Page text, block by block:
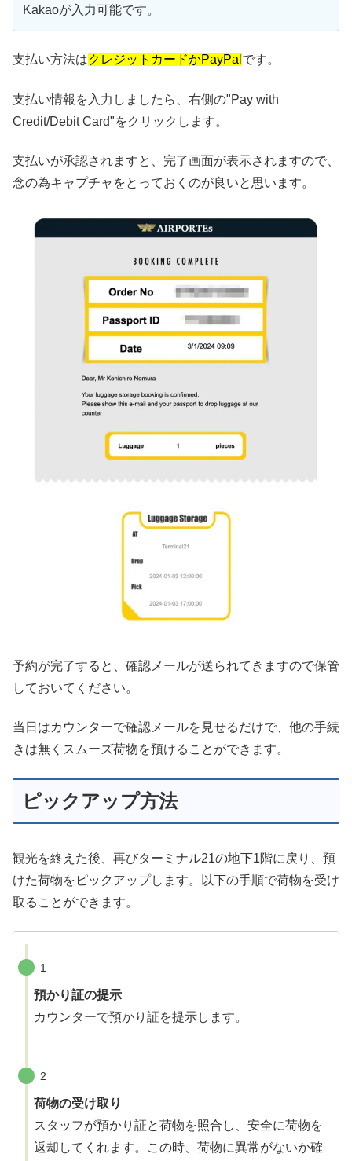
Kakaoが入力可能です。
支払い方法はクレジットカードかPayPal です。
支払い情報を入力しましたら、右側の"Pay with
Credit/Debit Card"をクリックします。
支払いが承認されますと、完了画面が表示されますので、
念の為キャプチャをとっておくのが良いと思います。
予約が完了すると、確認メールが送られてきますので保管
しておいてください。
当日はカウンターで確認メールを見せるだけで、他の手続
きは無くスムーズ荷物を預けることができます。
ピックアップ方法
観光を終えた後、再びターミナル21の地下1階に戻り、預
けた荷物をピックアップします。以下の手順で荷物を受け
取ることができます。
1
預かり証の提示
カウンターで預かり証を提示します。
2
荷物の受け取り
スタッフが預かり証と荷物を照合し、安全に荷物を
返却してくれます。この時、荷物に異常がないか確